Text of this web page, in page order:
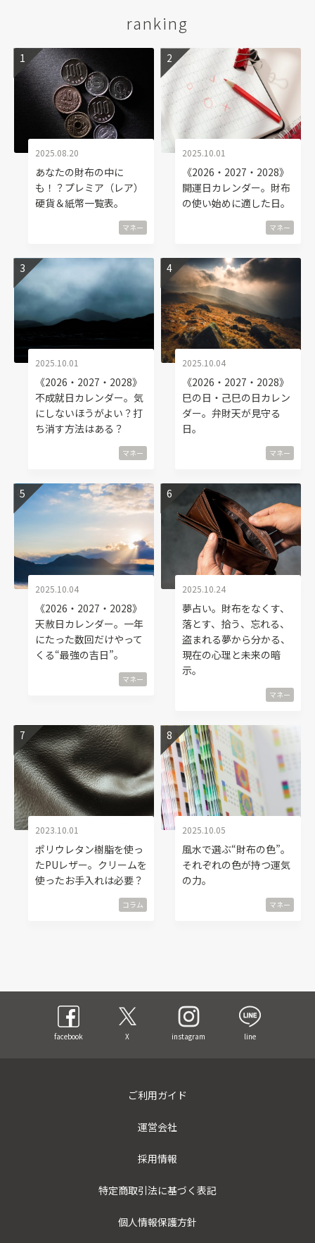
ranking
2025.08.20
あなたの財布の中に
も！？プレミア（レア）
硬貨＆紙幣一覧表。
マネー
2025.10.01
《2026・2027・2028》
開運日カレンダー。財布
の使い始めに適した日。
マネー
2025.10.01
《2026・2027・2028》
不成就日カレンダー。気
にしないほうがよい？打
ち消す方法はある？
マネー
2025.10.04
《2026・2027・2028》
巳の日・己巳の日カレン
ダー。弁財天が見守る
日。
マネー
2025.10.04
《2026・2027・2028》
天赦日カレンダー。一年
にたった数回だけやって
くる“最強の吉日”。
マネー
2025.10.24
夢占い。財布をなくす、
落とす、拾う、忘れる、
盗まれる夢から分かる、
現在の心理と未来の暗
示。
マネー
2023.10.01
ポリウレタン樹脂を使っ
たPUレザー。クリームを
使ったお手入れは必要？
コラム
2025.10.05
風水で選ぶ“財布の色”。
それぞれの色が持つ運気
の力。
マネー
facebook X instagram line
ご利用ガイド
運営会社
採用情報
特定商取引法に基づく表記
個人情報保護方針